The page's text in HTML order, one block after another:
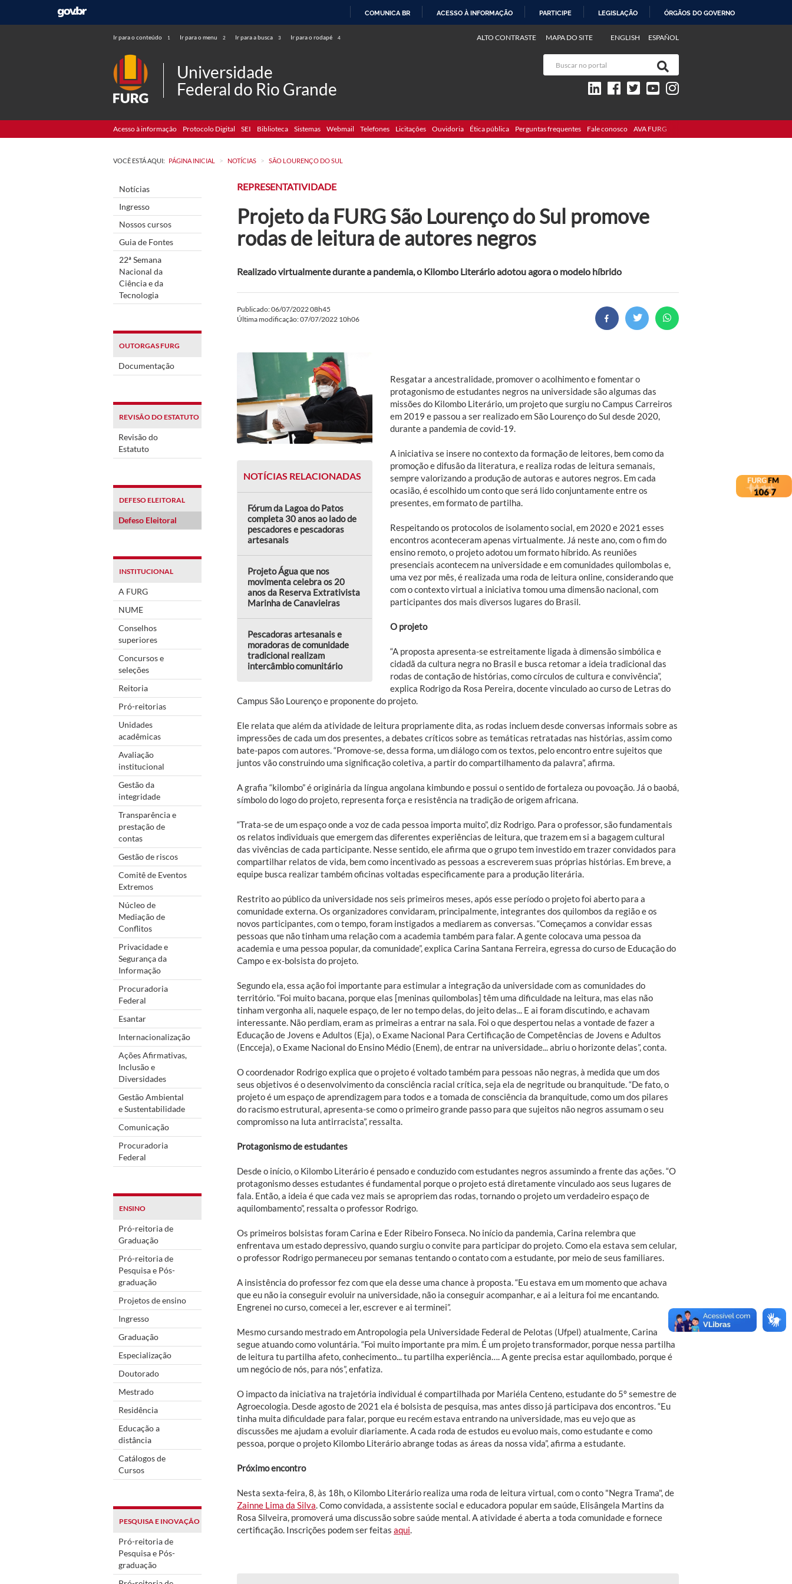
COMUNICA BR ACESSO À INFORMAÇÃO PARTICIPE LEGISLAÇÃO ÓRGÃOS DO GOVERNO
Ir para o conteúdo 1 Ir para o menu 2 Ir para a busca 3 Ir para o rodapé 4 ENGLISH ESPAÑOL
ALTO CONTRASTE MAPA DO SITE
Universidade
Federal do Rio Grande
Acesso à informação Protocolo Digital SEI Biblioteca Sistemas Webmail Telefones Licitações Ouvidoria Ética pública Perguntas frequentes Fale conosco AVA FURG
VOCÊ ESTÁ AQUI: PÁGINA INICIAL > NOTÍCIAS > SÃO LOURENÇO DO SUL
Notícias
Ingresso
Nossos cursos
Guia de Fontes
22ª Semana
Nacional da
Ciência e da
Tecnologia
OUTORGAS FURG
Documentação
REVISÃO DO ESTATUTO
Revisão do
Estatuto
DEFESO ELEITORAL
Defeso Eleitoral
INSTITUCIONAL
A FURG
NUME
Conselhos
superiores
Concursos e
seleções
Reitoria
Pró-reitorias
Unidades
acadêmicas
Avaliação
institucional
Gestão da
integridade
Transparência e
prestação de
contas
Gestão de riscos
Comitê de Eventos
Extremos
Núcleo de
Mediação de
Conflitos
Privacidade e
Segurança da
Informação
Procuradoria
Federal
Esantar
Internacionalização
Ações Afirmativas,
Inclusão e
Diversidades
Gestão Ambiental
e Sustentabilidade
Comunicação
Procuradoria
Federal
ENSINO
Pró-reitoria de
Graduação
Pró-reitoria de
Pesquisa e Pós-
graduação
Projetos de ensino
Ingresso
Graduação
Especialização
Doutorado
Mestrado
Residência
Educação a
distância
Catálogos de
Cursos
PESQUISA E INOVAÇÃO
Pró-reitoria de
Pesquisa e Pós-
graduação
REPRESENTATIVIDADE
Projeto da FURG São Lourenço do Sul promove
rodas de leitura de autores negros
Realizado virtualmente durante a pandemia, o Kilombo Literário adotou agora o modelo híbrido
Publicado: 06/07/2022 08h45
Última modificação: 07/07/2022 10h06
Resgatar a ancestralidade, promover o acolhimento e fomentar o
protagonismo de estudantes negros na universidade são algumas das
missões do Kilombo Literário, um projeto que surgiu no Campus Carreiros
em 2019 e passou a ser realizado em São Lourenço do Sul desde 2020,
durante a pandemia de covid-19.
NOTÍCIAS RELACIONADAS
Fórum da Lagoa do Patos
completa 30 anos ao lado de
pescadores e pescadoras
artesanais
Projeto Água que nos
movimenta celebra os 20
anos da Reserva Extrativista
Marinha de Canavieiras
Pescadoras artesanais e
moradoras de comunidade
tradicional realizam
intercâmbio comunitário
A iniciativa se insere no contexto da formação de leitores, bem como da
promoção e difusão da literatura, e realiza rodas de leitura semanais,
sempre valorizando a produção de autoras e autores negros. Em cada
ocasião, é escolhido um conto que será lido conjuntamente entre os
presentes, em formato de partilha.
Respeitando os protocolos de isolamento social, em 2020 e 2021 esses
encontros aconteceram apenas virtualmente. Já neste ano, com o fim do
ensino remoto, o projeto adotou um formato híbrido. As reuniões
presenciais acontecem na universidade e em comunidades quilombolas e,
uma vez por mês, é realizada uma roda de leitura online, considerando que
com o contexto virtual a iniciativa tomou uma dimensão nacional, com
participantes dos mais diversos lugares do Brasil.
O projeto
“A proposta apresenta-se estreitamente ligada à dimensão simbólica e
cidadã da cultura negra no Brasil e busca retomar a ideia tradicional das
rodas de contação de histórias, como círculos de cultura e convivência”,
explica Rodrigo da Rosa Pereira, docente vinculado ao curso de Letras do
Campus São Lourenço e proponente do projeto.
Ele relata que além da atividade de leitura propriamente dita, as rodas incluem desde conversas informais sobre as
impressões de cada um dos presentes, a debates críticos sobre as temáticas retratadas nas histórias, assim como
bate-papos com autores. “Promove-se, dessa forma, um diálogo com os textos, pelo encontro entre sujeitos que
juntos vão construindo uma significação coletiva, a partir do compartilhamento da palavra”, afirma.
A grafia “kilombo” é originária da língua angolana kimbundo e possui o sentido de fortaleza ou povoação. Já o baobá,
símbolo do logo do projeto, representa força e resistência na tradição de origem africana.
“Trata-se de um espaço onde a voz de cada pessoa importa muito”, diz Rodrigo. Para o professor, são fundamentais
os relatos individuais que emergem das diferentes experiências de leitura, que trazem em si a bagagem cultural
das vivências de cada participante. Nesse sentido, ele afirma que o grupo tem investido em trazer convidados para
compartilhar relatos de vida, bem como incentivado as pessoas a escreverem suas próprias histórias. Em breve, a
equipe busca realizar também oficinas voltadas especificamente para a produção literária.
Restrito ao público da universidade nos seis primeiros meses, após esse período o projeto foi aberto para a
comunidade externa. Os organizadores convidaram, principalmente, integrantes dos quilombos da região e os
novos participantes, com o tempo, foram instigados a mediarem as conversas. “Começamos a convidar essas
pessoas que não tinham uma relação com a academia também para falar. A gente colocava uma pessoa da
academia e uma pessoa popular, da comunidade”, explica Carina Santana Ferreira, egressa do curso de Educação do
Campo e ex-bolsista do projeto.
Segundo ela, essa ação foi importante para estimular a integração da universidade com as comunidades do
território. “Foi muito bacana, porque elas [meninas quilombolas] têm uma dificuldade na leitura, mas elas não
tinham vergonha ali, naquele espaço, de ler no tempo delas, do jeito delas... E ai foram discutindo, e achavam
interessante. Não perdiam, eram as primeiras a entrar na sala. Foi o que despertou nelas a vontade de fazer a
Educação de Jovens e Adultos (Eja), o Exame Nacional Para Certificação de Competências de Jovens e Adultos
(Encceja), o Exame Nacional do Ensino Médio (Enem), de entrar na universidade... abriu o horizonte delas”, conta.
O coordenador Rodrigo explica que o projeto é voltado também para pessoas não negras, à medida que um dos
seus objetivos é o desenvolvimento da consciência racial crítica, seja ela de negritude ou branquitude. “De fato, o
projeto é um espaço de aprendizagem para todos e a tomada de consciência da branquitude, como um dos pilares
do racismo estrutural, apresenta-se como o primeiro grande passo para que sujeitos não negros assumam o seu
compromisso na luta antirracista”, ressalta.
Protagonismo de estudantes
Desde o início, o Kilombo Literário é pensado e conduzido com estudantes negros assumindo a frente das ações. “O
protagonismo desses estudantes é fundamental porque o projeto está diretamente vinculado aos seus lugares de
fala. Então, a ideia é que cada vez mais se apropriem das rodas, tornando o projeto um verdadeiro espaço de
aquilombamento”, ressalta o professor Rodrigo.
Os primeiros bolsistas foram Carina e Eder Ribeiro Fonseca. No início da pandemia, Carina relembra que
enfrentava um estado depressivo, quando surgiu o convite para participar do projeto. Como ela estava sem celular,
o professor Rodrigo permaneceu por semanas tentando o contato com a estudante, por meio de seus familiares.
A insistência do professor fez com que ela desse uma chance à proposta. “Eu estava em um momento que achava
que eu não ia conseguir evoluir na universidade, não ia conseguir acompanhar, e ai a leitura foi me encantando.
Engrenei no curso, comecei a ler, escrever e ai terminei”.
Mesmo cursando mestrado em Antropologia pela Universidade Federal de Pelotas (Ufpel) atualmente, Carina
segue atuando como voluntária. “Foi muito importante pra mim. É um projeto transformador, porque nessa partilha
de leitura tu partilha afeto, conhecimento... tu partilha experiência…. A gente precisa estar aquilombado, porque é
um negócio de nós, para nós”, enfatiza.
O impacto da iniciativa na trajetória individual é compartilhada por Mariéla Centeno, estudante do 5º semestre de
Agroecologia. Desde agosto de 2021 ela é bolsista de pesquisa, mas antes disso já participava dos encontros. “Eu
tinha muita dificuldade para falar, porque eu recém estava entrando na universidade, mas eu vejo que as
discussões me ajudam a evoluir diariamente. A cada roda de estudos eu evoluo mais, como estudante e como
pessoa, porque o projeto Kilombo Literário abrange todas as áreas da nossa vida”, afirma a estudante.
Próximo encontro
Nesta sexta-feira, 8, às 18h, o Kilombo Literário realiza uma roda de leitura virtual, com o conto "Negra Trama", de
Zainne Lima da Silva . Como convidada, a assistente social e educadora popular em saúde, Elisângela Martins da
Rosa Silveira, promoverá uma discussão sobre saúde mental. A atividade é aberta a toda comunidade e fornece
certificação. Inscrições podem ser feitas aqui